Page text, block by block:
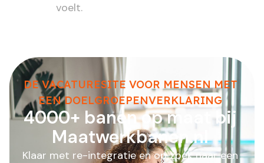
voelt.
DE VACATURESITE VOOR MENSEN MET
EEN DOELGROEPENVERKLARING
4000+ banen op maat bij
Maatwerkbanen.nl
Klaar met re-integratie en op zoek naar een